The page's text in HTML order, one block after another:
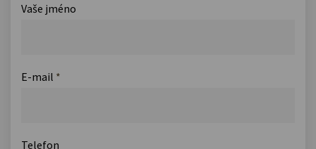
Vaše jméno
E-mail *
Telefon